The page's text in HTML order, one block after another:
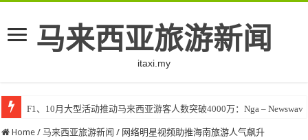
马来西亚旅游新闻
itaxi.my
F1、10月大型活动推动马来西亚游客人数突破4000万：Nga – Newswav
Home / 马来西亚旅游新闻 / 网络明星视频助推海南旅游人气飙升